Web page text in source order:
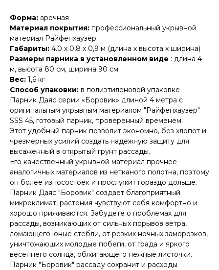
Форма: арочная
Материал покрытия: профессиональный укрывной
материал Райфенхаузер
Габариты: 4.0 х 0,8 х 0,9 м (длина х высота х ширина)
Размеры парника в установленном виде : длина 4
м, высота 80 см, ширина 90 см.
Вес: 1,6 кг
Способ упаковки: в полиэтиленовой упаковке
Парник Даяс серии «Боровик» длиной 4 метра с
оригинальным укрывным материалом "Райфенхаузер"
SSS 45, готовый парник, проверенный временем.
Этот удобный парник позволит экономно, без хлопот и
чрезмерных усилий создать надежную защиту для
высаженный в открытый грунт рассады.
Его качественный укрывной материал прочнее
аналогичных материалов из нетканого полотна, поэтому
он более износостоек и прослужит гораздо дольше.
Парник Даяс "Боровик" создает благоприятный
микроклимат, растения чувствуют себя комфортно и
хорошо приживаются. Забудете о проблемах для
рассады, возникающих от сильных порывов ветра,
ломающего юные стебли, от резких ночных заморозков,
уничтожающих молодые побеги, от града и яркого
весеннего солнца, обжигающего нежные листочки.
Парник "Боровик" рассаду сохранит и расходы